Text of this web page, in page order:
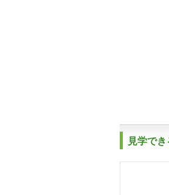
見学で